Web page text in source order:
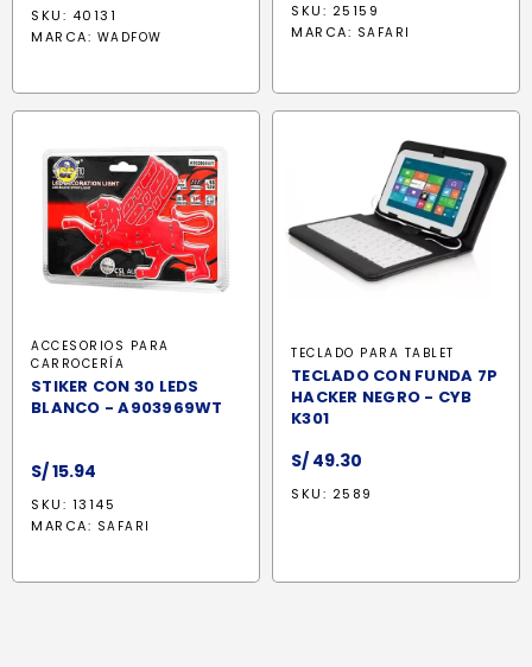
SKU: 40131
MARCA: WADFOW
SKU: 25159
MARCA: SAFARI
ACCESORIOS PARA
CARROCERÍA
STIKER CON 30 LEDS
BLANCO - A903969WT
S/15.94
SKU: 13145
MARCA: SAFARI
TECLADO PARA TABLET
TECLADO CON FUNDA 7P
HACKER NEGRO - CYB
K301
S/ 49.30
SKU: 2589